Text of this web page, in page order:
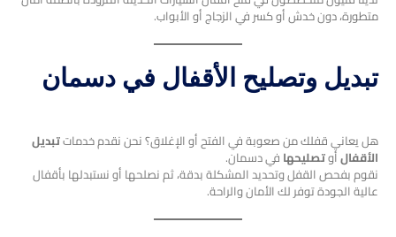
متطورة، دون خدش أو كسر في الزجاج أو الأبواب.
تبديل وتصليح الأقفال في دسمان
هل يعاني قفلك من صعوبة في الفتح أو الإغلاق؟ نحن نقدم خدماتتبديل
الأقفالأوتصليحها في دسمان.
نقوم بفحص القفل وتحديد المشكلة بدقة، ثم نصلحها أو نستبدلها بأقفال
عالية الجودة توفر لك الأمان والراحة.